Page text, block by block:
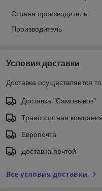
Страна производитель
Производитель
Условия доставки
Доставка осуществляется
Доставка "Самовывоз"
Транспортная компания
Европочта
Доставка почтой
Все условия доставки